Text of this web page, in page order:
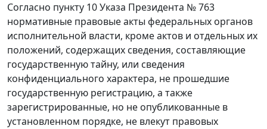
Согласно пункту 10 Указа Президента № 763
нормативные правовые акты федеральных органов
исполнительной власти, кроме актов и отдельных их
положений, содержащих сведения, составляющие
государственную тайну, или сведения
конфиденциального характера, не прошедшие
государственную регистрацию, а также
зарегистрированные, но не опубликованные в
установленном порядке, не влекут правовых